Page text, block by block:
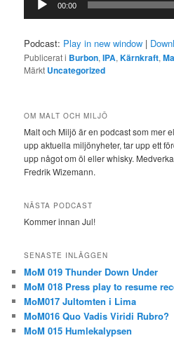
00:00
Podcast: Play in new window |
Publicerat i Burbon,IPA,Kärnkraft,
Märkt Uncategorized
OM MALT OCH MILJÖ
Malt och Miljö är en podcast som mer
upp aktuella miljönyheter, tar upp ett
upp något om öl eller whisky.
Fredrik Wizemann.
NÄSTA PODCAST
Kommer innan Jul!
SENASTE INLÄGGEN
MoM 019 Thunder Down Under
MoM 018 Press play to resume
MoM017 Jultomten i Lima
MoM016 Quo Vadis Viridi Rubro?
MoM 015 Humlekalypsen